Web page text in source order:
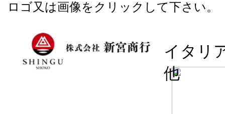
ロゴ又は画像をクリックして下さい。
イタリ
他